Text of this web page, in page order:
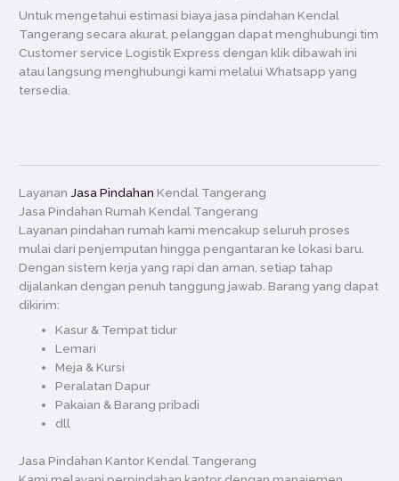
Untuk mengetahui estimasi biaya jasa pindahan Kendal
Tangerang secara akurat, pelanggan dapat menghubungi tim
Customer service Logistik Express dengan klik dibawah ini
atau langsung menghubungi kami melalui Whatsapp yang
tersedia.
LayananJasa Pindahan Kendal Tangerang
Jasa Pindahan Rumah Kendal Tangerang
Layanan pindahan rumah kami mencakup seluruh proses
mulai dari penjemputan hingga pengantaran ke lokasi baru.
Dengan sistem kerja yang rapi dan aman, setiap tahap
dijalankan dengan penuh tanggung jawab. Barang yang dapat
dikirim:
Kasur & Tempat tidur
Lemari
Meja & Kursi
Peralatan Dapur
Pakaian & Barang pribadi
dll
Jasa Pindahan Kantor Kendal Tangerang